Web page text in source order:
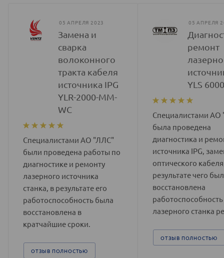
05 АПРЕЛЯ 2023
Замена и
сварка
волоконного
тракта кабеля
источника IPG
YLR-2000-MM-
WC
Специалистами АО "ЛЛС"
были проведена работы по
диагностике и ремонту
лазерного источника
станка, в результате его
работоспособность была
восстановлена в
кратчайшие сроки.
ОТЗЫВ ПОЛНОСТЬЮ
05 АПРЕЛЯ
ремонт
YLS
Специалистами
была проведена
диагностика и
источника IPG,
оптического
результате чего
восстановлена
работоспособность
лазерного станка
ОТЗЫВ ПОЛНОСТЬЮ